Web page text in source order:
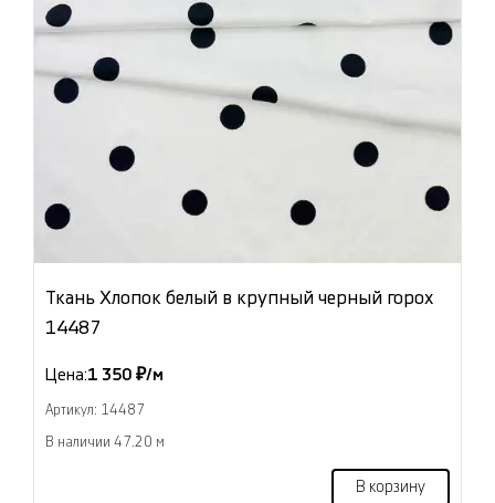
Ткань Хлопок белый в крупный черный горох
14487
Цена:1 350 ₽/м
Артикул: 14487
В наличии 47.20 м
В корзину